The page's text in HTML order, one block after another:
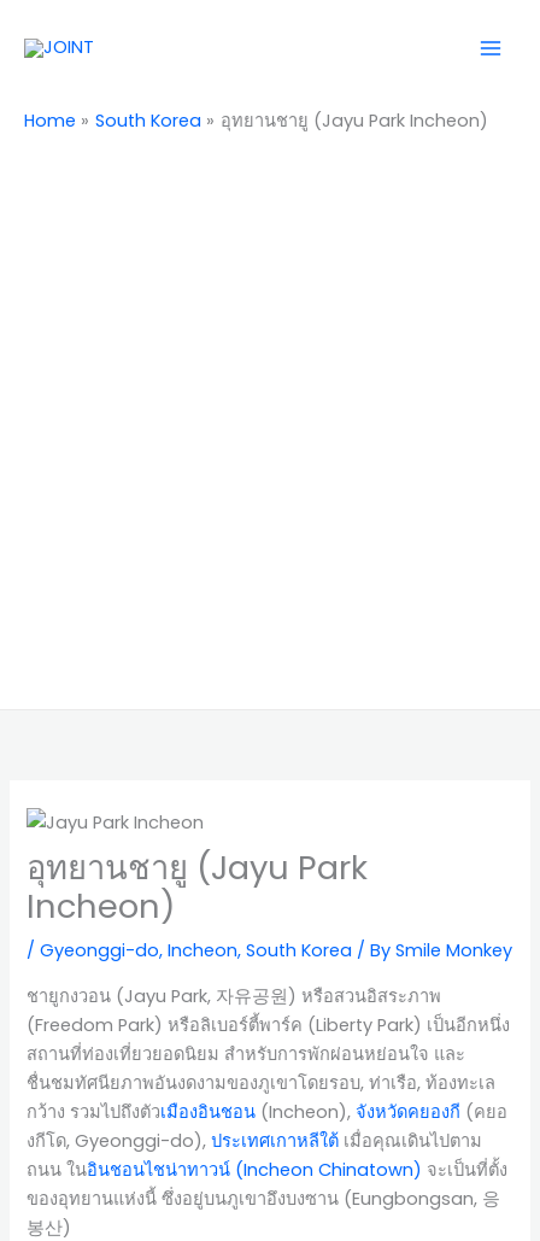
Home South Korea อุทยานชายู (Jayu Park Incheon)
อุทยานชายู (Jayu Park
Incheon)
/Gyeonggi-do,Incheon,South Korea / BySmile Monkey
ชายูกงวอน (Jayu Park, 자유공원) หรือสวนอิสระภาพ
(Freedom Park) หรือลิเบอร์ตี้พาร์ค (Liberty Park) เป็นอีกหนึ่ง
สถานที่ท่องเที่ยวยอดนิยม สำหรับการพักผ่อนหย่อนใจ และ
ชื่นชมทัศนียภาพอันงดงามของภูเขาโดยรอบ, ท่าเรือ, ท้องทะเล
กว้าง รวมไปถึงตัวเมืองอินชอน (Incheon), จังหวัดคยองกี (คยอ
งกีโด, Gyeonggi-do),ประเทศเกาหลีใต้ เมื่อคุณเดินไปตาม
ถนน ในอินชอนไชน่าทาวน์ (Incheon Chinatown) จะเป็นที่ตั้ง
ของอุทยานแห่งนี้ ซึ่งอยู่บนภูเขาอึงบงซาน (Eungbongsan, 응
봉산)